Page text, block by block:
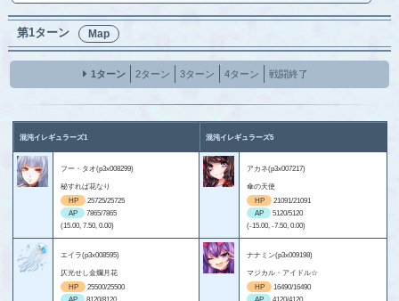
第1ターン Map
1ターン 2ターン 3ターン 4ターン 戦闘終了
混沌イレギュラーズ1 混沌イレギュラーズ5
フー・タオ(p3x008299)
秘すれば花なり
HP
25725/25725
AP
7865/7865
(15.00, 7.50, 0.00)
アカネ(p3x007217)
傘の天使
HP
21091/21091
AP
5120/5120
(-15.00, -7.50, 0.00)
エイラ(p3x008595)
仄光せし金爛月花
HP
25500/25500
ナナミン(p3x009198)
マジカル・アイドル☆
HP
16490/16490